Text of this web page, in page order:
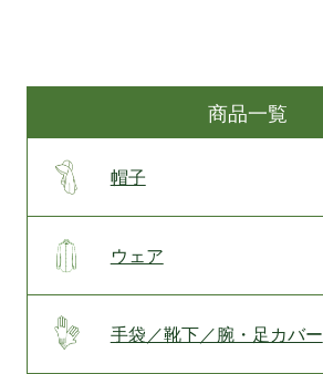
商品一覧
帽子
ウェア
手袋／靴下／腕・足カバー